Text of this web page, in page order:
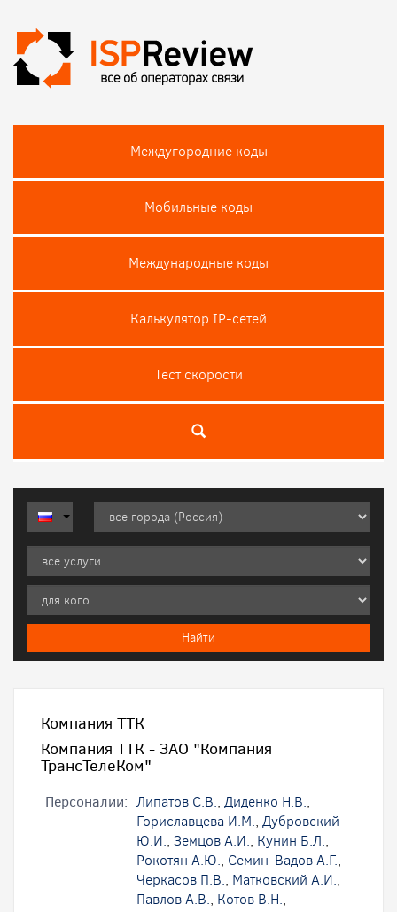
Междугородние коды
Мобильные коды
Международные коды
Калькулятор IP-сетей
Тест скороcти
Компания ТТК
Компания ТТК - ЗАО "Компания
ТрансТелеКом"
Персоналии: Липатов С.В., Диденко Н.В.,
Гориславцева И.М., Дубровский
Ю.И., Земцов А.И., Кунин Б.Л.,
Рокотян А.Ю., Семин-Вадов А.Г.,
Черкасов П.В., Матковский А.И.,
Павлов А.В., Котов В.Н.,